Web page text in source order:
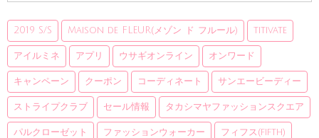
2019 S/S Maison de FLEUR(メゾン ド フルール) titivate
アイルミネ アプリ ウサギオンライン オンワード
キャンペーン クーポン コーディネート サンエービーディー
ストライプクラブ セール情報 タカシマヤファッションスクエア
パルクローゼット ファッションウォーカー フィフス(fifth)